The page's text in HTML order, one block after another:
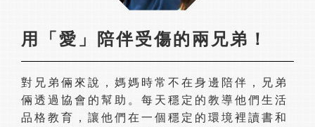
用「愛」陪伴受傷的兩兄弟！
對兄弟倆來說，媽媽時常不在身邊陪伴，兄弟
倆透過協會的幫助。每天穩定的教導他們生活
品格教育，讓他們在一個穩定的環境裡讀書和